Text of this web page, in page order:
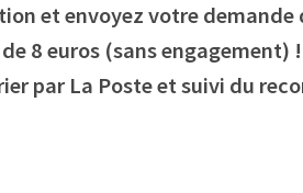
et envoyez votre
8 euros (sans
par La Poste et suivi du